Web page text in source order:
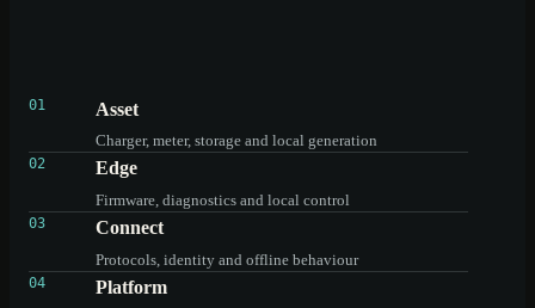
01 Asset
Charger, meter, storage and local generation
02 Edge
Firmware, diagnostics and local control
03 Connect
Protocols, identity and offline behaviour
04 Platform